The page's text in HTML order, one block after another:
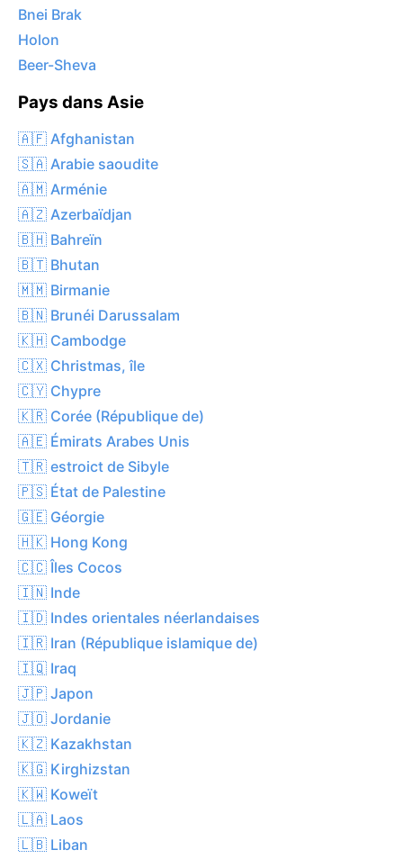
Bnei Brak
Holon
Beer-Sheva
Pays dans Asie
🇦🇫 Afghanistan
🇸🇦 Arabie saoudite
🇦🇲 Arménie
🇦🇿 Azerbaïdjan
🇧🇭 Bahreïn
🇧🇹 Bhutan
🇲🇲 Birmanie
🇧🇳 Brunéi Darussalam
🇰🇭 Cambodge
🇨🇽 Christmas, île
🇨🇾 Chypre
🇰🇷 Corée (République de)
🇦🇪 Émirats Arabes Unis
🇹🇷 estroict de Sibyle
🇵🇸 État de Palestine
🇬🇪 Géorgie
🇭🇰 Hong Kong
🇨🇨 Îles Cocos
🇮🇳 Inde
🇮🇩 Indes orientales néerlandaises
🇮🇷 Iran (République islamique de)
🇮🇶 Iraq
🇯🇵 Japon
🇯🇴 Jordanie
🇰🇿 Kazakhstan
🇰🇬 Kirghizstan
🇰🇼 Koweït
🇱🇦 Laos
🇱🇧 Liban